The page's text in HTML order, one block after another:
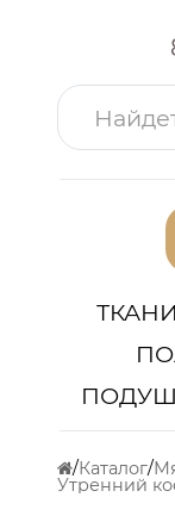
ТКАНИ
Каталог